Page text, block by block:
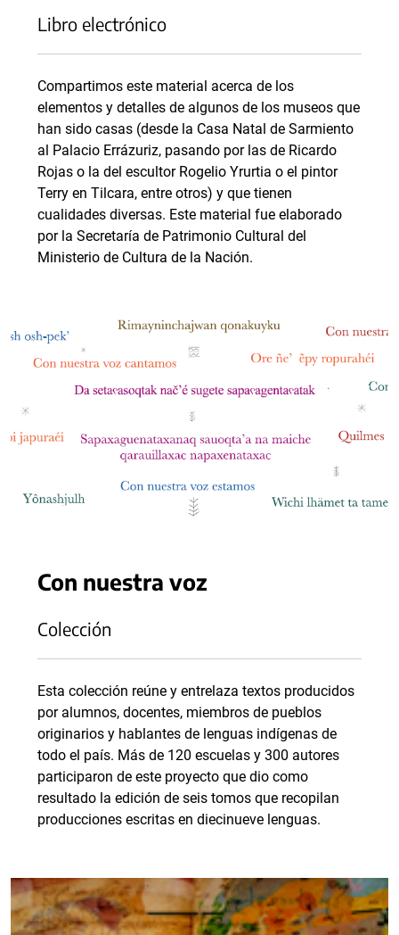
Libro electrónico
Compartimos este material acerca de los
elementos y detalles de algunos de los museos que
han sido casas (desde la Casa Natal de Sarmiento
al Palacio Errázuriz, pasando por las de Ricardo
Rojas o la del escultor Rogelio Yrurtia o el pintor
Terry en Tilcara, entre otros) y que tienen
cualidades diversas. Este material fue elaborado
por la Secretaría de Patrimonio Cultural del
Ministerio de Cultura de la Nación.
Con nuestra voz
Colección
Esta colección reúne y entrelaza textos producidos
por alumnos, docentes, miembros de pueblos
originarios y hablantes de lenguas indígenas de
todo el país. Más de 120 escuelas y 300 autores
participaron de este proyecto que dio como
resultado la edición de seis tomos que recopilan
producciones escritas en diecinueve lenguas.